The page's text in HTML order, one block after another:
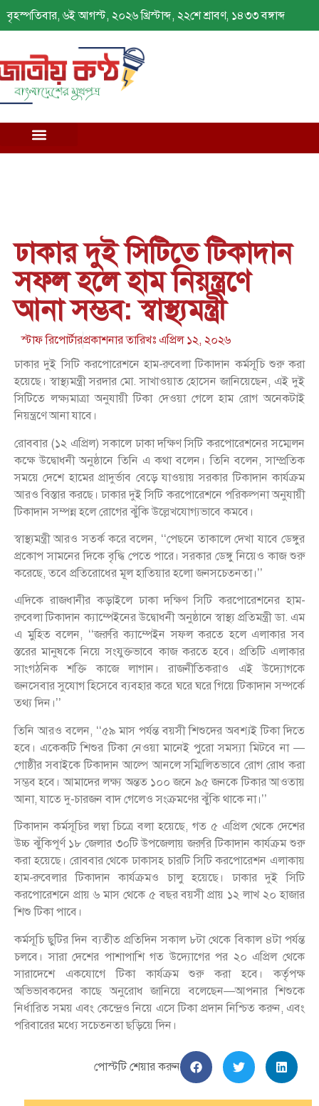
বৃহস্পতিবার, ৬ই আগস্ট, ২০২৬ খ্রিস্টাব্দ, ২২শে শ্রাবণ, ১৪৩৩ বঙ্গাব্দ
ঢাকার দুই সিটিতে টিকাদান
সফল হলে হাম নিয়ন্ত্রণে
আনা সম্ভব: স্বাস্থ্যমন্ত্রী
স্টাফ রিপোর্টারপ্রকাশনার তারিখঃএপ্রিল ১২, ২০২৬
ঢাকার দুই সিটি করপোরেশনে হাম-রুবেলা টিকাদান কর্মসূচি শুরু করা
হয়েছে। স্বাস্থ্যমন্ত্রী সরদার মো. সাখাওয়াত হোসেন জানিয়েছেন, এই দুই
সিটিতে লক্ষ্যমাত্রা অনুযায়ী টিকা দেওয়া গেলে হাম রোগ অনেকটাই
নিয়ন্ত্রণে আনা যাবে।
রোববার (১২ এপ্রিল) সকালে ঢাকা দক্ষিণ সিটি করপোরেশনের সম্মেলন
কক্ষে উদ্বোধনী অনুষ্ঠানে তিনি এ কথা বলেন। তিনি বলেন, সাম্প্রতিক
সময়ে দেশে হামের প্রাদুর্ভাব বেড়ে যাওয়ায় সরকার টিকাদান কার্যক্রম
আরও বিস্তার করছে। ঢাকার দুই সিটি করপোরেশনে পরিকল্পনা অনুযায়ী
টিকাদান সম্পন্ন হলে রোগের ঝুঁকি উল্লেখযোগ্যভাবে কমবে।
স্বাস্থ্যমন্ত্রী আরও সতর্ক করে বলেন, ‘‘পেছনে তাকালে দেখা যাবে ডেঙ্গুর
প্রকোপ সামনের দিকে বৃদ্ধি পেতে পারে। সরকার ডেঙ্গু নিয়েও কাজ শুরু
করেছে, তবে প্রতিরোধের মূল হাতিয়ার হলো জনসচেতনতা।’’
এদিকে রাজধানীর কড়াইলে ঢাকা দক্ষিণ সিটি করপোরেশনের হাম-
রুবেলা টিকাদান ক্যাম্পেইনের উদ্বোধনী অনুষ্ঠানে স্বাস্থ্য প্রতিমন্ত্রী ডা. এম
এ মুহিত বলেন, ‘‘জরুরি ক্যাম্পেইন সফল করতে হলে এলাকার সব
স্তরের মানুষকে নিয়ে সংযুক্তভাবে কাজ করতে হবে। প্রতিটি এলাকার
সাংগঠনিক শক্তি কাজে লাগান। রাজনীতিকরাও এই উদ্যোগকে
জনসেবার সুযোগ হিসেবে ব্যবহার করে ঘরে ঘরে গিয়ে টিকাদান সম্পর্কে
তথ্য দিন।’’
তিনি আরও বলেন, ‘‘৫৯ মাস পর্যন্ত বয়সী শিশুদের অবশ্যই টিকা দিতে
হবে। একেকটি শিশুর টিকা নেওয়া মানেই পুরো সমস্যা মিটবে না —
গোষ্ঠীর সবাইকে টিকাদান আল্পে আনলে সম্মিলিতভাবে রোগ রোধ করা
সম্ভব হবে। আমাদের লক্ষ্য অন্তত ১০০ জনে ৯৫ জনকে টিকার আওতায়
আনা, যাতে দু-চারজন বাদ গেলেও সংক্রমণের ঝুঁকি থাকে না।’’
টিকাদান কর্মসূচির লম্বা চিত্রে বলা হয়েছে, গত ৫ এপ্রিল থেকে দেশের
উচ্চ ঝুঁকিপূর্ণ ১৮ জেলার ৩০টি উপজেলায় জরুরি টিকাদান কার্যক্রম শুরু
করা হয়েছে। রোববার থেকে ঢাকাসহ চারটি সিটি করপোরেশন এলাকায়
হাম-রুবেলার টিকাদান কার্যক্রমও চালু হয়েছে। ঢাকার দুই সিটি
করপোরেশনে প্রায় ৬ মাস থেকে ৫ বছর বয়সী প্রায় ১২ লাখ ২০ হাজার
শিশু টিকা পাবে।
কর্মসূচি ছুটির দিন ব্যতীত প্রতিদিন সকাল ৮টা থেকে বিকাল ৪টা পর্যন্ত
চলবে। সারা দেশের পাশাপাশি গত উদ্যোগের পর ২০ এপ্রিল থেকে
সারাদেশে একযোগে টিকা কার্যক্রম শুরু করা হবে। কর্তৃপক্ষ
অভিভাবকদের কাছে অনুরোধ জানিয়ে বলেছেন—আপনার শিশুকে
নির্ধারিত সময় এবং কেন্দ্রেও নিয়ে এসে টিকা প্রদান নিশ্চিত করুন, এবং
পরিবারের মধ্যে সচেতনতা ছড়িয়ে দিন।
পোস্টটি শেয়ার করুন